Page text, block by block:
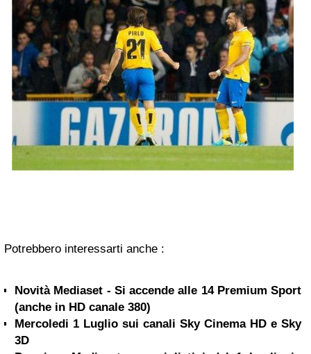
Potrebbero interessarti anche :
Novità Mediaset - Si accende alle 14 Premium Sport
(anche in HD canale 380)
Mercoledi 1 Luglio sui canali Sky Cinema HD e Sky
3D